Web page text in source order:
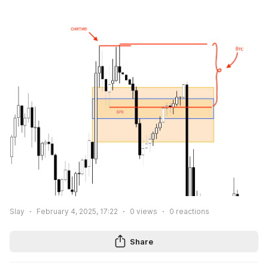
Slay February 4, 2025, 17:22 0 views 0 reactions
Share